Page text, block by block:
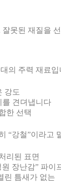
못된 재질을
의 주력 재료입
강도
를 견뎌냅니다
한 선택
“강철”이라고
리된 표면
장난감” 파이
린 틈새가 없는